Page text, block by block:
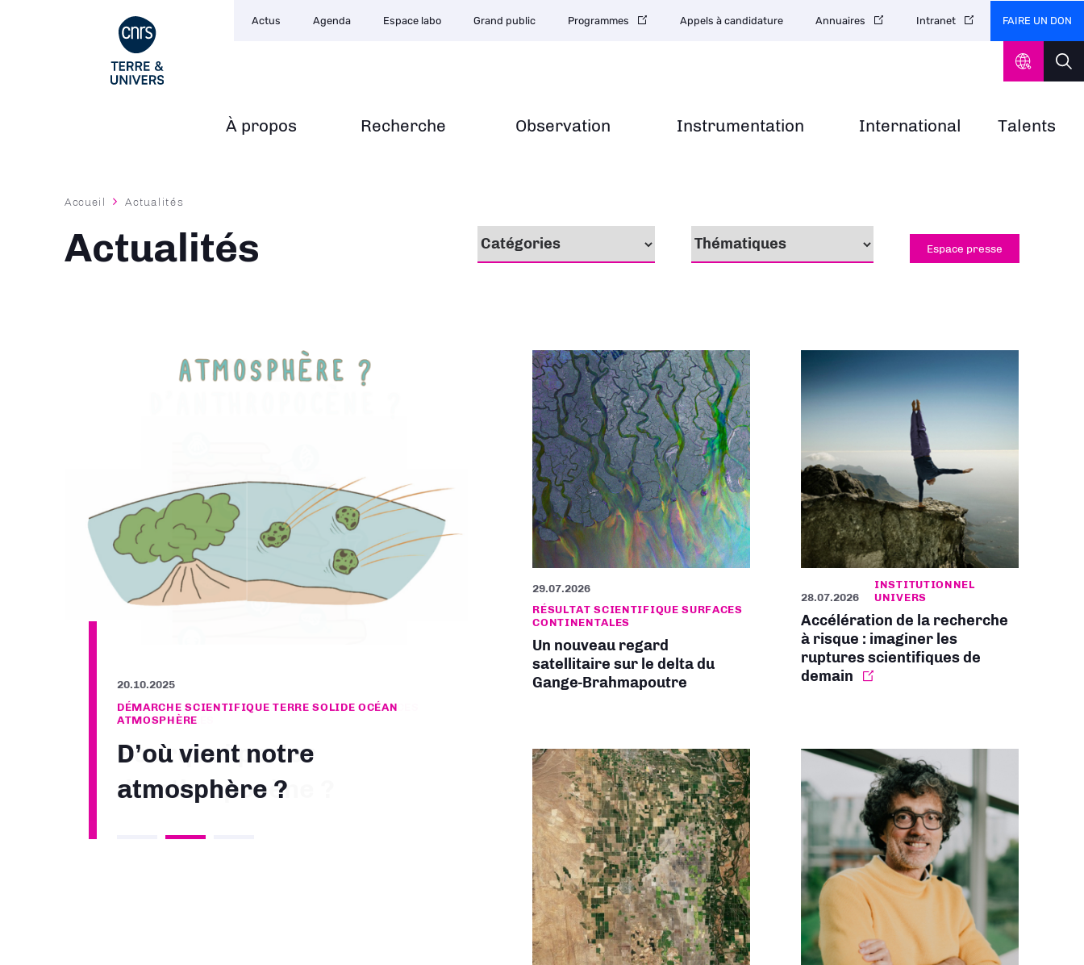
Navigation
À propos Recherche Observation Instrumentation International Talents
secondaire
Actus Agenda Espace labo Grand public Programmes Appels à candidature Annuaires Intranet FAIRE UN DON
Fil
Accueil Actualités
Actualités Espace presse
30.09.2025
DÉMARCHE SCIENTIFIQUE TERRE SOLIDE SURFACES
CONTINENTALES
Pourquoi parler
d’anthropocène ?
29.07.2026
RÉSULTAT SCIENTIFIQUE SURFACES
CONTINENTALES
Un nouveau regard
satellitaire sur le delta du
Gange-Brahmapoutre
28.07.2026
INSTITUTIONNEL
UNIVERS
Accélération de la recherche
à risque : imaginer les
ruptures scientifiques de
demain